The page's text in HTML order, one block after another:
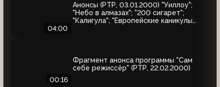
04:00
Анонсы (РТР, 03.01.2000) "Уиллоу";
"Небо в алмазах"; "200 сигарет";
"Калигула"; "Европейские каникулы
00:16
Фрагмент анонса программы "Сам
себе режиссёр" (РТР, 22.02.2000)